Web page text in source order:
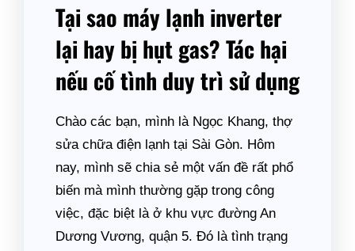
Tại sao máy lạnh inverter
lại hay bị hụt gas? Tác hại
nếu cố tình duy trì sử dụng
Chào các bạn, mình là Ngọc Khang, thợ
sửa chữa điện lạnh tại Sài Gòn. Hôm
nay, mình sẽ chia sẻ một vấn đề rất phổ
biến mà mình thường gặp trong công
việc, đặc biệt là ở khu vực đường An
Dương Vương, quận 5. Đó là tình trạng